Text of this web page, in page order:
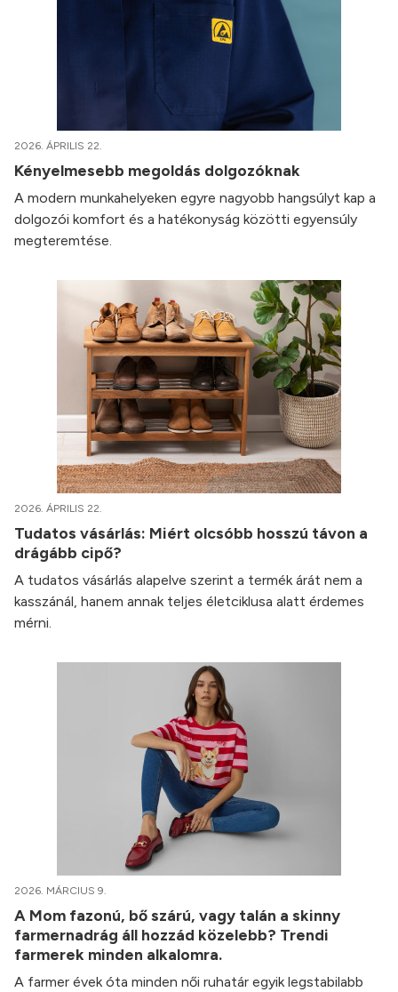
2026. ÁPRILIS 22.
Kényelmesebb megoldás dolgozóknak
A modern munkahelyeken egyre nagyobb hangsúlyt kap a
dolgozói komfort és a hatékonyság közötti egyensúly
megteremtése.
2026. ÁPRILIS 22.
Tudatos vásárlás: Miért olcsóbb hosszú távon a
drágább cipő?
A tudatos vásárlás alapelve szerint a termék árát nem a
kasszánál, hanem annak teljes életciklusa alatt érdemes
mérni.
2026. MÁRCIUS 9.
A Mom fazonú, bő szárú, vagy talán a skinny
farmernadrág áll hozzád közelebb? Trendi
farmerek minden alkalomra.
A farmer évek óta minden női ruhatár egyik legstabilabb